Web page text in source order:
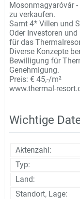
Mosonmagyaróvár
zu verkaufen.
Samt 4* Villen und
Oder Investoren
für das
Diverse Konzepte
Bewilligung für
Genehmigung.
Preis: € 45,-/m²
www.thermal-
Wichtige
Aktenzahl:
Typ:
Land:
Standort, Lage: